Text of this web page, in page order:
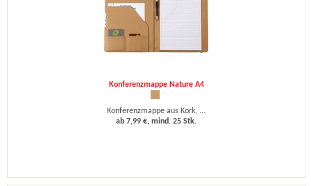
Konferenzmappe Nature A4
Konferenzmappe aus Kork, ...
ab 7,99 €, mind. 25 Stk.